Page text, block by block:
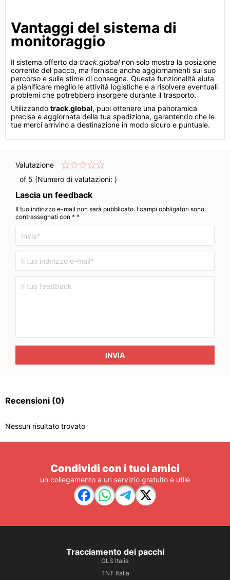
Vantaggi del sistema di
monitoraggio
Il sistema offerto da track.globalnon solo mostra la posizione
corrente del pacco, ma fornisce anche aggiornamenti sul suo
percorso e sulle stime di consegna. Questa funzionalità aiuta
a pianificare meglio le attività logistiche e a risolvere eventuali
problemi che potrebbero insorgere durante il trasporto.
Utilizzando track.global, puoi ottenere una panoramica
precisa e aggiornata della tua spedizione, garantendo che le
tue merci arrivino a destinazione in modo sicuro e puntuale.
Valutazione
of 5 (Numero di valutazioni: )
Lascia un feedback
Il tuo indirizzo e-mail non sarà pubblicato. I campi obbligatori sono
contrassegnati con * *
INVIA
Recensioni (0)
Nessun risultato trovato
Condividi con i tuoi amici
un collegamento a un servizio gratuito e utile
Tracciamento dei pacchi
GLS Italia
TNT Italia